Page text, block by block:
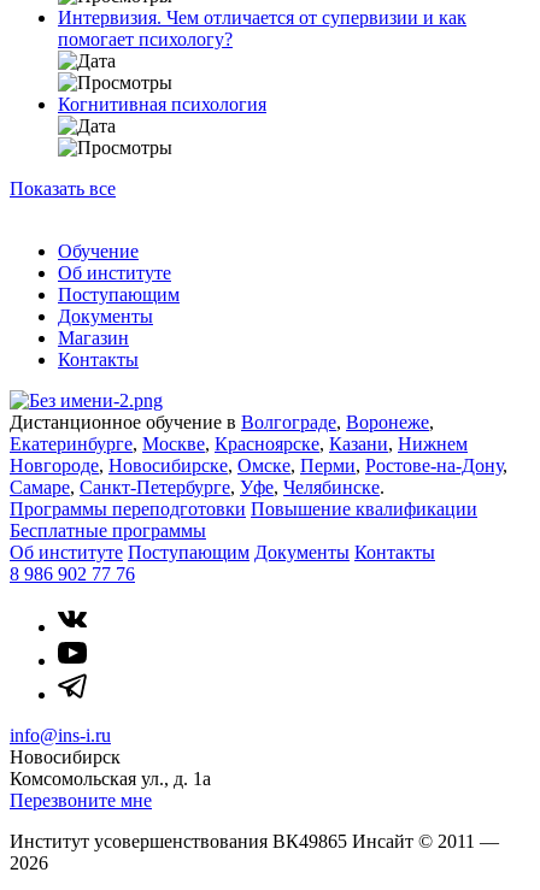
Интервизия. Чем отличается от супервизии и как
помогает психологу?
Когнитивная психология
Показать все
Обучение
Об институте
Поступающим
Документы
Магазин
Контакты
Дистанционное обучение в Волгограде, Воронеже,
Екатеринбурге, Москве, Красноярске, Казани, Нижнем
Новгороде, Новосибирске, Омске, Перми, Ростове-на-Дону,
Самаре, Санкт-Петербурге, Уфе, Челябинске.
Программы переподготовки Повышение квалификации
Бесплатные программы
Об институте Поступающим Документы Контакты
8 986 902 77 76
info@ins-i.ru
Новосибирск
Комсомольская ул., д. 1а
Перезвоните мне
Институт усовершенствования ВК49865 Инсайт © 2011 —
2026